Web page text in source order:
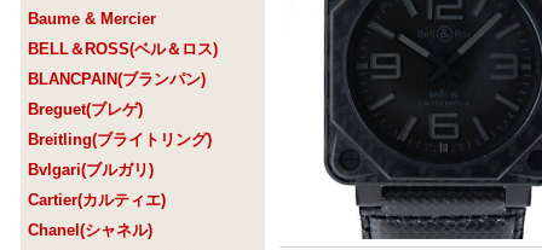
Baume & Mercier
BELL＆ROSS(ベル＆ロス)
BLANCPAIN(ブランパン)
Breguet(ブレゲ)
Breitling(ブライトリング)
Bvlgari(ブルガリ)
Cartier(カルティエ)
Chanel(シャネル)